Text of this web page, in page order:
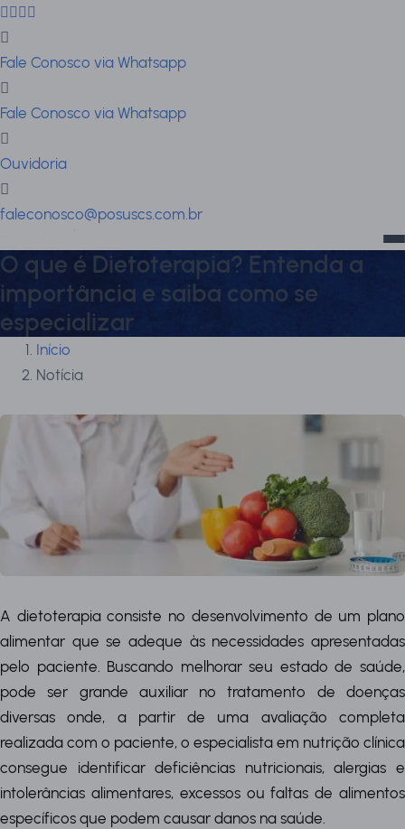
Fale Conosco via Whatsapp
Fale Conosco via Whatsapp
Ouvidoria
faleconosco@posuscs.com.br
O que é Dietoterapia? Entenda a
importância e saiba como se
especializar
Início
Notícia
A dietoterapia consiste no desenvolvimento de um plano
alimentar que se adeque às necessidades apresentadas
pelo paciente. Buscando melhorar seu estado de saúde,
pode ser grande auxiliar no tratamento de doenças
diversas onde, a partir de uma avaliação completa
realizada com o paciente, o especialista em nutrição clínica
consegue identificar deficiências nutricionais, alergias e
intolerâncias alimentares, excessos ou faltas de alimentos
específicos que podem causar danos na saúde.